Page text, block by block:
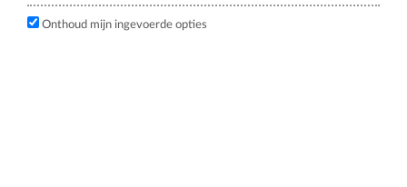
Onthoud mijn ingevoerde opties